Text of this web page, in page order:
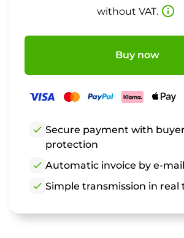
without VAT. info_outline
Buy now
check Secure payment with buyer
protection
check Automatic invoice by e-mail
check Simple transmission in real